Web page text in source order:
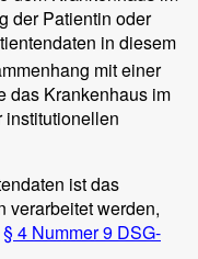
der Patientin oder
in diesem
mit einer
das Krankenhaus im
institutionellen
ist das
verarbeitet werden,
§ 4 Nummer 9 DSG-